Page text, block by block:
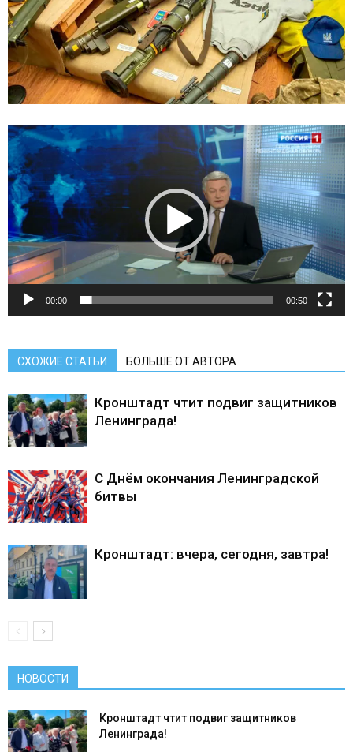
Видеоплеер
00:00 00:50
СХОЖИЕ СТАТЬИ БОЛЬШЕ ОТ АВТОРА
Кронштадт чтит подвиг защитников
Ленинграда!
С Днём окончания Ленинградской
битвы
Кронштадт: вчера, сегодня, завтра!
НОВОСТИ
Кронштадт чтит подвиг защитников
Ленинграда!